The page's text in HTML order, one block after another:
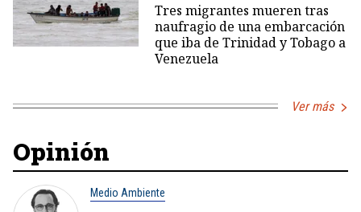
Tres migrantes mueren tras
naufragio de una embarcación
que iba de Trinidad y Tobago a
Venezuela
Ver más
Opinión
Medio Ambiente